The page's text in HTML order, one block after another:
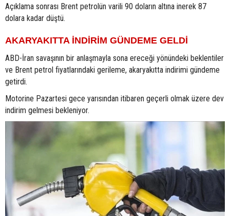
Açıklama sonrası Brent petrolün varili 90 doların altına inerek 87
dolara kadar düştü.
AKARYAKITTA İNDİRİM GÜNDEME GELDİ
ABD-İran savaşının bir anlaşmayla sona ereceği yönündeki beklentiler
ve Brent petrol fiyatlarındaki gerileme, akaryakıtta indirimi gündeme
getirdi.
Motorine Pazartesi gece yarısından itibaren geçerli olmak üzere dev
indirim gelmesi bekleniyor.